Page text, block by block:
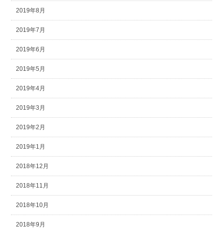
2019年8月
2019年7月
2019年6月
2019年5月
2019年4月
2019年3月
2019年2月
2019年1月
2018年12月
2018年11月
2018年10月
2018年9月